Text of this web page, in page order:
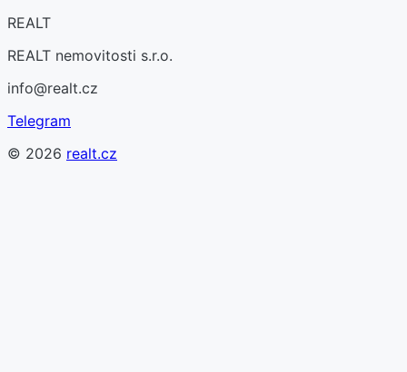
REALT
REALT nemovitosti s.r.o.
info@realt.cz
Telegram
© 2026 realt.cz